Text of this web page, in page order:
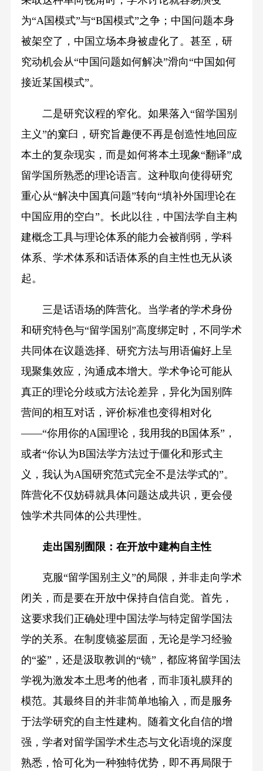
为“A国模式”与“B国模式”之争；中国问题本身
被架空了，中国立场本身被虚化了。甚至，研
究动机会从“中国问题如何解决”滑向“中国如何
接近某国模式”。
二是研究议程的窄化。如果落入“留学国别
主义”的窠臼，研究旨趣便不再是创造性地回应
本土的复杂现实，而是如何将本土现象“翻译”成
留学国所熟悉的理论语言。这种取向使得研究
重心从“解决中国真问题”转向“填补外国理论在
中国应用的空白”。长此以往，中国法学自主构
建概念工具与理论体系的能力会被削弱，学科
体系、学术体系和话语体系的自主性也无从谈
起。
三是话语场的阵营化。当学者的学术身份
和研究特色与“留学国别”高度绑定时，不同学术
共同体在议题选择、研究方法与用语偏好上呈
现聚集效应，沟通成本增大。学术争论可能从
真正的理论分歧或方法论差异，异化为国别阵
营间的相互对话，评价标准也变得相对化
——“你用你的A国理论，我用我的B国体系”，
或者“你认为B国法学方法过于僵化和形式主
义，我认为A国研究范式完全不是法学式的”。
阵营化不仅妨碍就具体问题达成共识，更会侵
蚀学术共同体的公共理性。
走出国别囿限：在开放中建构自主性
克服“留学国别主义”的局限，并非走向学术
闭关，而是要在开放中保持自信自觉。首先，
这要求我们正确处理中国法学与特定留学国法
学的关系。在制度镜鉴层面，无论是学习经验
的“鉴”，还是汲取教训的“镜”，都应将留学国法
学视为激发本土思考的他者，而非顶礼膜拜的
模范。其最终目的并非简单地输入，而是服务
于法学研究的自主性建构。随着文化自信的增
强，学者对留学国学术生态与文化语境的深度
熟悉，恰可化为一种独特优势，即不再局限于